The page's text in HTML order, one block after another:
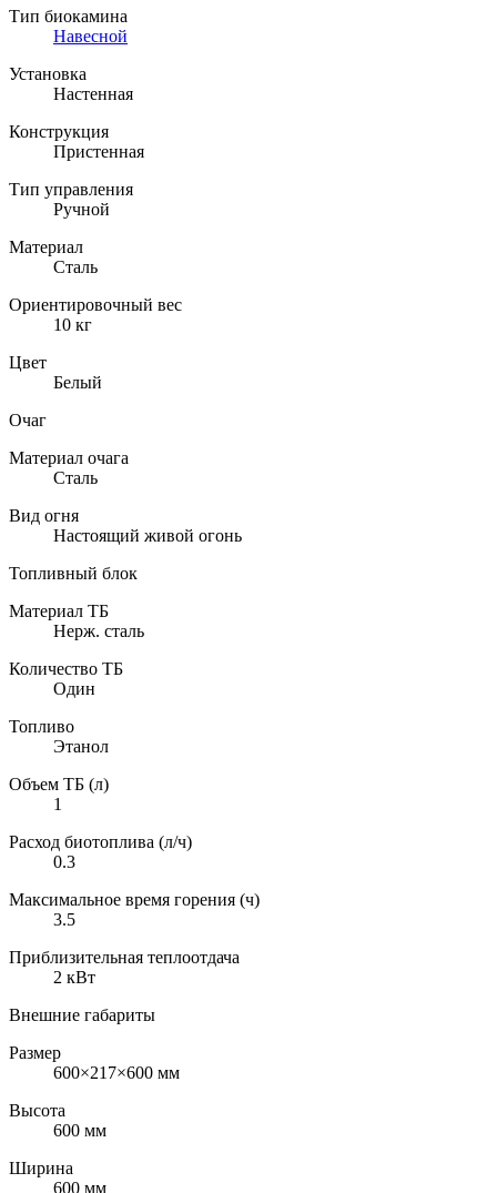
Тип биокамина
Навесной
Установка
Настенная
Конструкция
Пристенная
Тип управления
Ручной
Материал
Сталь
Ориентировочный вес
10 кг
Цвет
Белый
Очаг
Материал очага
Сталь
Вид огня
Настоящий живой огонь
Топливный блок
Материал ТБ
Нерж. сталь
Количество ТБ
Один
Топливо
Этанол
Объем ТБ (л)
1
Расход биотоплива (л/ч)
0.3
Максимальное время горения (ч)
3.5
Приблизительная теплоотдача
2 кВт
Внешние габариты
Размер
600×217×600 мм
Высота
600 мм
Ширина
600 мм